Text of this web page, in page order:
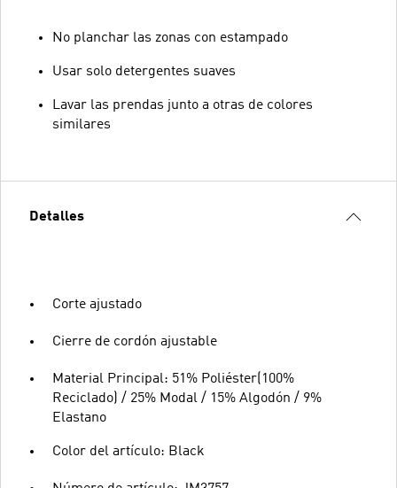
No planchar las zonas con estampado
Usar solo detergentes suaves
Lavar las prendas junto a otras de colores
similares
Detalles
Corte ajustado
Cierre de cordón ajustable
Material Principal: 51% Poliéster(100%
Reciclado) / 25% Modal / 15% Algodón / 9%
Elastano
Color del artículo: Black